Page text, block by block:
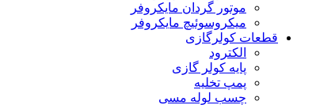
موتور گردان مایکروفر
میکروسوئیچ مایکروفر
قطعات کولرگازی
الکترود
پایه کولر گازی
پمپ تخلیه
چسب لوله مسی